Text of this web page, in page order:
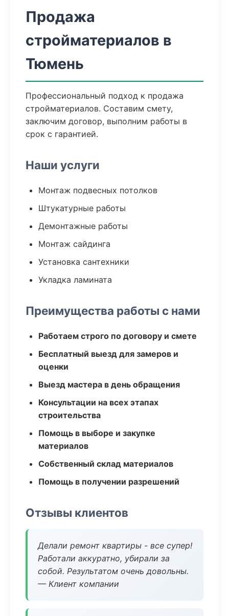
Продажа
стройматериалов в
Тюмень
Профессиональный подход к продажа
стройматериалов. Составим смету,
заключим договор, выполним работы в
срок с гарантией.
Наши услуги
Монтаж подвесных потолков
Штукатурные работы
Демонтажные работы
Монтаж сайдинга
Установка сантехники
Укладка ламината
Преимущества работы с нами
Работаем строго по договору и смете
Бесплатный выезд для замеров и
оценки
Выезд мастера в день обращения
Консультации на всех этапах
строительства
Помощь в выборе и закупке
материалов
Собственный склад материалов
Помощь в получении разрешений
Отзывы клиентов
Делали ремонт квартиры - все супер!
Работали аккуратно, убирали за
собой. Результатом очень довольны.
— Клиент компании